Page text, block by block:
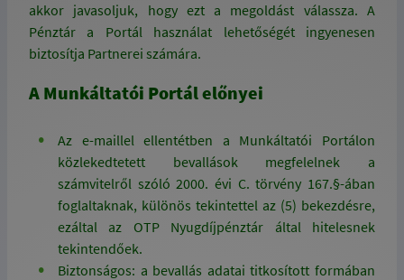
akkor javasoljuk, hogy ezt a megoldást válassza. A
Pénztár a Portál használat lehetőségét ingyenesen
biztosítja Partnerei számára.
A Munkáltatói Portál előnyei
Az e-maillel ellentétben a Munkáltatói Portálon
közlekedtetett bevallások megfelelnek a
számvitelről szóló 2000. évi C. törvény 167.§-ában
foglaltaknak, különös tekintettel az (5) bekezdésre,
ezáltal az OTP Nyugdíjpénztár által hitelesnek
tekintendőek.
Biztonságos: a bevallás adatai titkosított formában